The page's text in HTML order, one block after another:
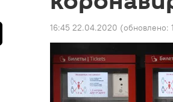
16:45 22.04.2020 (обновлено: